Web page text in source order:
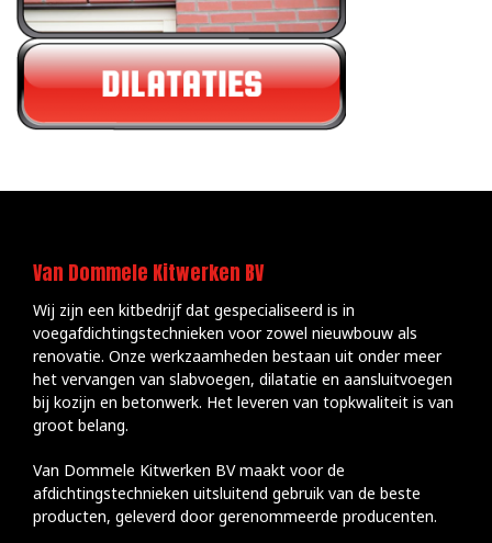
Van Dommele Kitwerken BV
Wij zijn een kitbedrijf dat gespecialiseerd is in
voegafdichtingstechnieken voor zowel nieuwbouw als
renovatie. Onze werkzaamheden bestaan uit onder meer
het vervangen van slabvoegen, dilatatie en aansluitvoegen
bij kozijn en betonwerk. Het leveren van topkwaliteit is van
groot belang.
Van Dommele Kitwerken BV maakt voor de
afdichtingstechnieken uitsluitend gebruik van de beste
producten, geleverd door gerenommeerde producenten.